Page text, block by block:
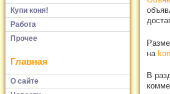
Купи коня!
Работа
Прочее
Главная
О сайте
на
В